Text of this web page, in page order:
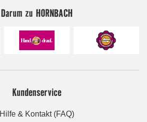
Darum zu HORNBACH
Kundenservice
Hilfe & Kontakt (FAQ)